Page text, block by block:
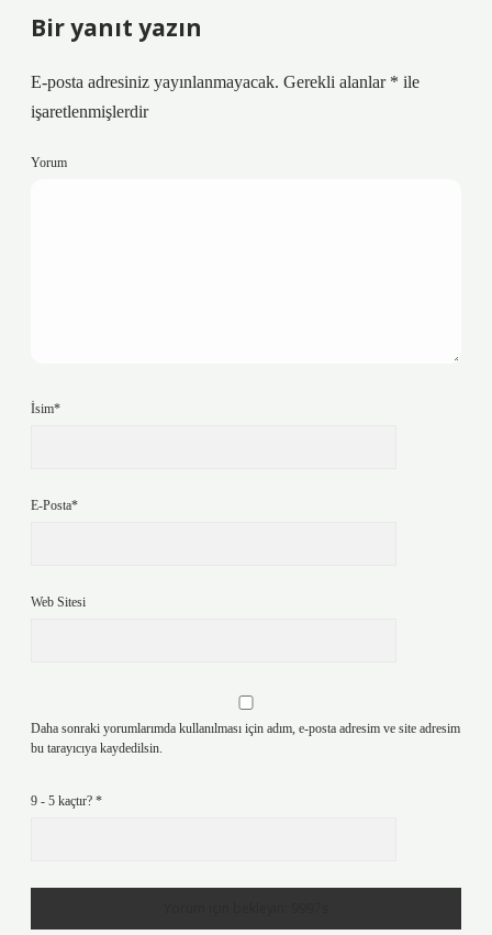
Bir yanıt yazın
E-posta adresiniz yayınlanmayacak. Gerekli alanlar * ile
işaretlenmişlerdir
Yorum
İsim*
E-Posta*
Web Sitesi
Daha sonraki yorumlarımda kullanılması için adım, e-posta adresim ve site adresim
bu tarayıcıya kaydedilsin.
9 - 5 kaçtır? *